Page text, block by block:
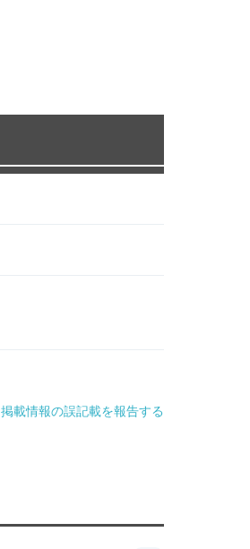
掲載情報の誤記載を報告する